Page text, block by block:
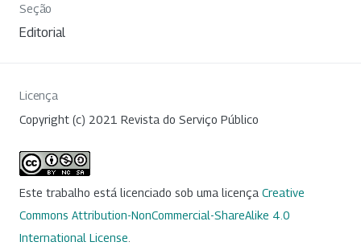
Seção
Editorial
Licença
Copyright (c) 2021 Revista do Serviço Público
Este trabalho está licenciado sob uma licença Creative
Commons Attribution-NonCommercial-ShareAlike 4.0
International License